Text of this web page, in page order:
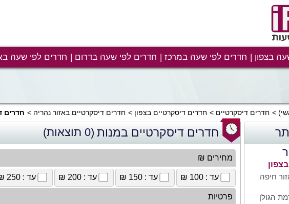
בצפון חדרים לפי שעה במרכז חדרים לפי שעה בדרום חדרים לפי שעה
חדרים דיסקרטיים חדרים דיסקרטיים בצפון חדרים דיסקרטיים באזור נהריה חדרים
חיפה
הגולן
חדרים דיסקרטיים במנות (0 תוצאות)
מחירים ₪
עד : 100 ₪ עד : 150 ₪ עד : 200 ₪ עד : 250 ₪
פרטיות